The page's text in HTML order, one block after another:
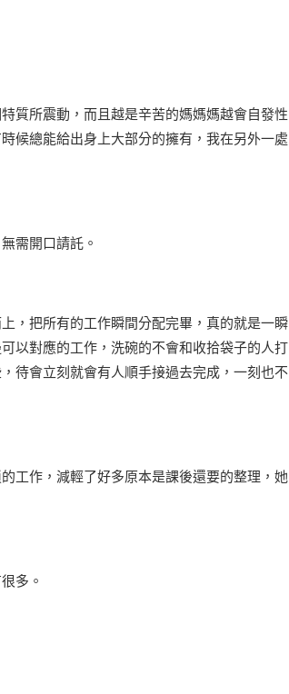
質所震動，而且越是辛苦的媽媽媽越會自發性
候總能給出身上大部分的擁有，我在另外一處
需開口請託。
，把所有的工作瞬間分配完畢，真的就是一瞬
以對應的工作，洗碗的不會和收拾袋子的人打
待會立刻就會有人順手接過去完成，一刻也不
工作，減輕了好多原本是課後還要的整理，她
多。